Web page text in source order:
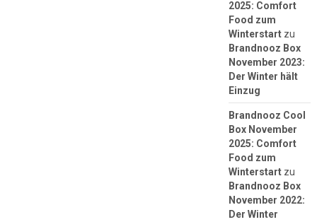
2025: Comfort
Food zum
Winterstartzu
Brandnooz Box
November 2023:
Der Winter hält
Einzug
Brandnooz Cool
Box November
2025: Comfort
Food zum
Winterstartzu
Brandnooz Box
November 2022:
Der Winter